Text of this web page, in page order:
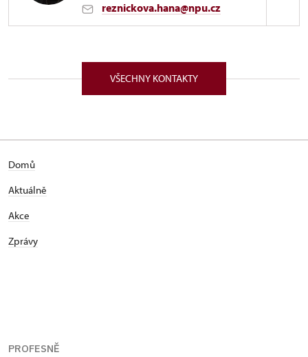
reznickova.hana@npu.cz
Liliová 219/5, Praha 11000
VŠECHNY KONTAKTY
Domů
Aktuálně
Akce
Zprávy
PROFESNĚ